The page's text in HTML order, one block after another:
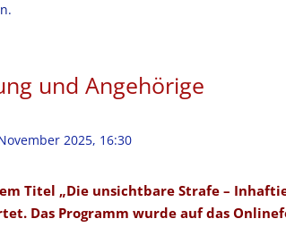
und Angehörige
2025, 16:30
Titel „Die unsichtbare Strafe –
Das Programm wurde auf das